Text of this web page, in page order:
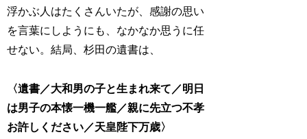
浮かぶ人はたくさんいたが、感謝の思い
を言葉にしようにも、なかなか思うに任
せない。結局、杉田の遺書は、
〈遺書／大和男の子と生まれ来て／明日
は男子の本懐一機一艦／親に先立つ不孝
お許しください／天皇陛下万歳〉